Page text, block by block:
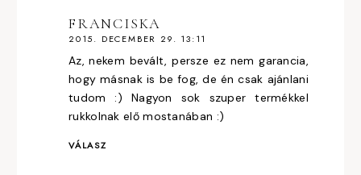
FRANCISKA
2015. DECEMBER 29. 13:11
Az, nekem bevált, persze ez nem garancia,
hogy másnak is be fog, de én csak ajánlani
tudom :) Nagyon sok szuper termékkel
rukkolnak elő mostanában :)
VÁLASZ